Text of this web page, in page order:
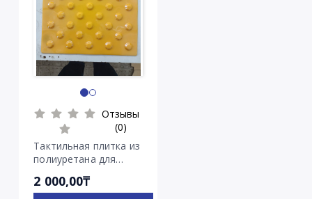
Отзывы
(0)
Тактильная плитка из
полиуретана для
внутреннего
2 000,00₸